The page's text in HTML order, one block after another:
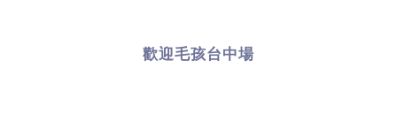
歡迎毛孩台中場